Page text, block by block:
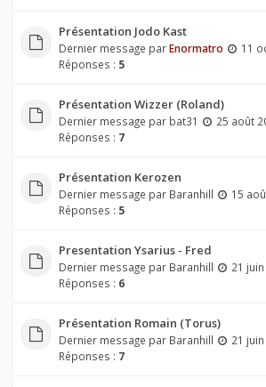
Présentation Jodo Kast
Dernier message parEnormatro
11
Réponses : 5
Présentation Wizzer (Roland)
Dernier message par bat31
25 août
Réponses : 7
Présentation Kerozen
Dernier message par Baranhill
15
Réponses : 5
Presentation Ysarius - Fred
Dernier message par Baranhill
21
Réponses : 6
Présentation Romain (Torus)
Dernier message par Baranhill
21
Réponses : 7